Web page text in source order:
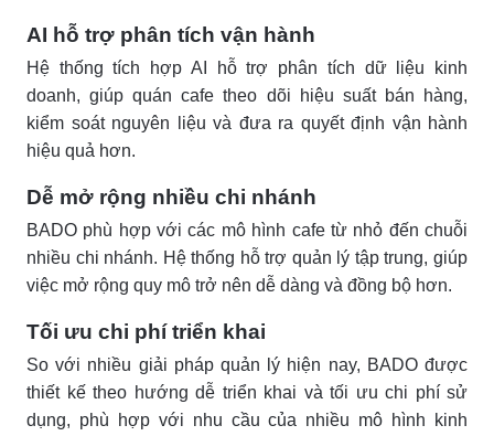
AI hỗ trợ phân tích vận hành
Hệ thống tích hợp AI hỗ trợ phân tích dữ liệu kinh
doanh, giúp quán cafe theo dõi hiệu suất bán hàng,
kiểm soát nguyên liệu và đưa ra quyết định vận hành
hiệu quả hơn.
Dễ mở rộng nhiều chi nhánh
BADO phù hợp với các mô hình cafe từ nhỏ đến chuỗi
nhiều chi nhánh. Hệ thống hỗ trợ quản lý tập trung, giúp
việc mở rộng quy mô trở nên dễ dàng và đồng bộ hơn.
Tối ưu chi phí triển khai
So với nhiều giải pháp quản lý hiện nay, BADO được
thiết kế theo hướng dễ triển khai và tối ưu chi phí sử
dụng, phù hợp với nhu cầu của nhiều mô hình kinh